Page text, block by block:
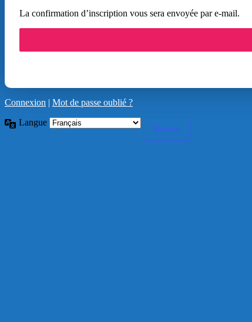
La confirmation d’inscription vous sera envoyée par e-mail.
Connexion | Mot de passe oublié ?
Langue